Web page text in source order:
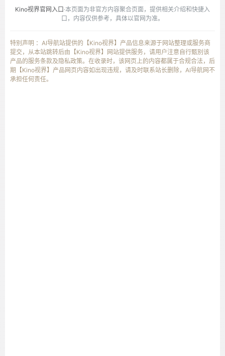
Kino视界官网入口 ·本页面为非官方内容聚合页面，提供相关介绍和快捷入
口，内容仅供参考，具体以官网为准。
特别声明 ：AI导航站提供的【Kino视界】产品信息来源于网站整理或服务商
提交，从本站跳转后由【Kino视界】网站提供服务，请用户注意自行甄别该
产品的服务条款及隐私政策。在收录时，该网页上的内容都属于合规合法，后
期【Kino视界】产品网页内容如出现违规，请及时联系站长删除，AI导航网不
承担任何责任。